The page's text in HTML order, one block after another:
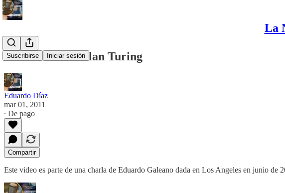
La
Suscribirse Iniciar sesión
Galeano sobre Alan Turing
Eduardo Díaz
mar 01, 2011
∙ De pago
Compartir
Este video es parte de una charla de Eduardo Galeano dada en Los Angeles en junio de